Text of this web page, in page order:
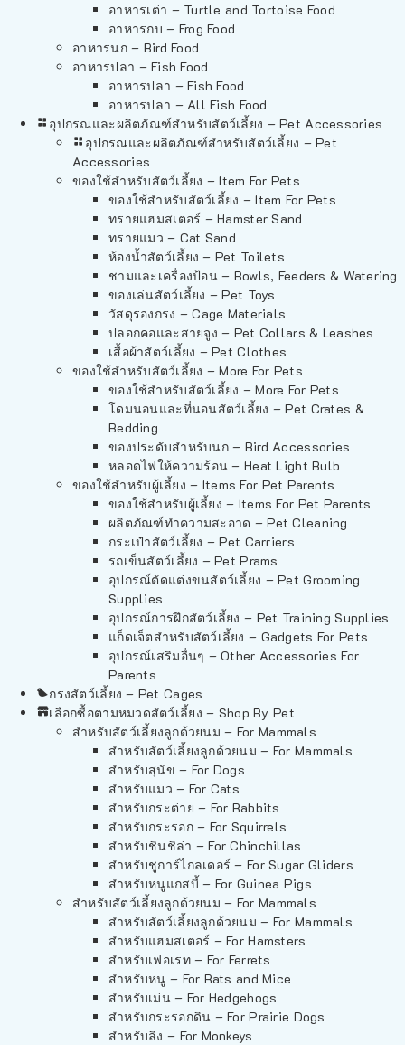
อาหารเต่า – Turtle and Tortoise Food
อาหารกบ – Frog Food
อาหารนก – Bird Food
อาหารปลา – Fish Food
อาหารปลา – Fish Food
อาหารปลา – All Fish Food
อุปกรณและผลิตภัณฑ์สำหรับสัตว์เลี้ยง – Pet Accessories
อุปกรณและผลิตภัณฑ์สำหรับสัตว์เลี้ยง – Pet
Accessories
ของใช้สำหรับสัตว์เลี้ยง – Item For Pets
ของใช้สำหรับสัตว์เลี้ยง – Item For Pets
ทรายแฮมสเตอร์ – Hamster Sand
ทรายแมว – Cat Sand
ห้องน้ำสัตว์เลี้ยง – Pet Toilets
ชามและเครื่องป้อน – Bowls, Feeders & Watering
ของเล่นสัตว์เลี้ยง – Pet Toys
วัสดุรองกรง – Cage Materials
ปลอกคอและสายจูง – Pet Collars & Leashes
เสื้อผ้าสัตว์เลี้ยง – Pet Clothes
ของใช้สำหรับสัตว์เลี้ยง – More For Pets
ของใช้สำหรับสัตว์เลี้ยง – More For Pets
โดมนอนและที่นอนสัตว์เลี้ยง – Pet Crates &
Bedding
ของประดับสำหรับนก – Bird Accessories
หลอดไฟให้ความร้อน – Heat Light Bulb
ของใช้สำหรับผู้เลี้ยง – Items For Pet Parents
ของใช้สำหรับผู้เลี้ยง – Items For Pet Parents
ผลิตภัณฑ์ทำความสะอาด – Pet Cleaning
กระเป๋าสัตว์เลี้ยง – Pet Carriers
รถเข็นสัตว์เลี้ยง – Pet Prams
อุปกรณ์ตัดแต่งขนสัตว์เลี้ยง – Pet Grooming
Supplies
อุปกรณ์การฝึกสัตว์เลี้ยง – Pet Training Supplies
แก็ดเจ็ตสำหรับสัตว์เลี้ยง – Gadgets For Pets
อุปกรณ์เสริมอื่นๆ – Other Accessories For
Parents
กรงสัตว์เลี้ยง – Pet Cages
เลือกซื้อตามหมวดสัตว์เลี้ยง – Shop By Pet
สำหรับสัตว์เลี้ยงลูกด้วยนม – For Mammals
สำหรับสัตว์เลี้ยงลูกด้วยนม – For Mammals
สำหรับสุนัข – For Dogs
สำหรับแมว – For Cats
สำหรับกระต่าย – For Rabbits
สำหรับกระรอก – For Squirrels
สำหรับชินชิล่า – For Chinchillas
สำหรับชูการ์ไกลเดอร์ – For Sugar Gliders
สำหรับหนูแกสบี้ – For Guinea Pigs
สำหรับสัตว์เลี้ยงลูกด้วยนม – For Mammals
สำหรับสัตว์เลี้ยงลูกด้วยนม – For Mammals
สำหรับแฮมสเตอร์ – For Hamsters
สำหรับเฟอเรท – For Ferrets
สำหรับหนู – For Rats and Mice
สำหรับเม่น – For Hedgehogs
สำหรับกระรอกดิน – For Prairie Dogs
สำหรับลิง – For Monkeys